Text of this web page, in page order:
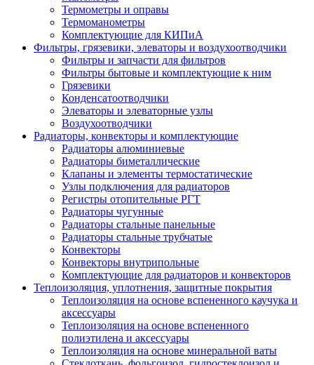
Термометры и оправы
Термоманометры
Комплектующие для КИПиА
Фильтры, грязевики, элеваторы и воздухоотводчики
Фильтры и запчасти для фильтров
Фильтры бытовые и комплектующие к ним
Грязевики
Конденсатоотводчики
Элеваторы и элеваторные узлы
Воздухоотводчики
Радиаторы, конвекторы и комплектующие
Радиаторы алюминиевые
Радиаторы биметаллические
Клапаны и элементы термостатические
Узлы подключения для радиаторов
Регистры отопительные РГТ
Радиаторы чугунные
Радиаторы стальные панельные
Радиаторы стальные трубчатые
Конвекторы
Конвекторы внутрипольные
Комплектующие для радиаторов и конвекторов
Теплоизоляция, уплотнения, защитные покрытия
Теплоизоляция на основе вспененного каучука и
аксессуары
Теплоизоляция на основе вспененного
полиэтилена и аксессуары
Теплоизоляция на основе минеральной ваты